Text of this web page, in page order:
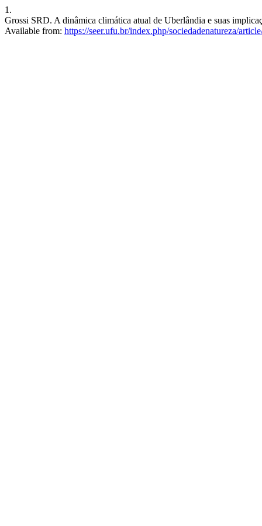
1.
Grossi SRD. A dinâmica climática atual de Uberlândia e suas
Available from: https://seer.ufu.br/index.php/sociedadenatureza/